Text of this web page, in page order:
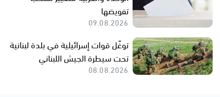
تفويضها
09.08.2026
توغّل قوات إسرائيلية في بلدة لبنانية
تحت سيطرة الجيش اللبناني
08.08.2026